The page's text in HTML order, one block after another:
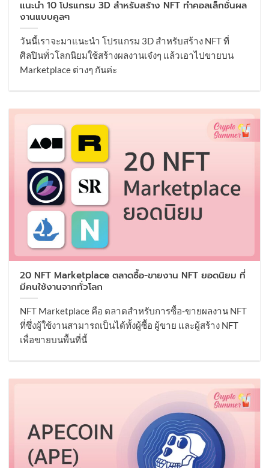
แนะนำ 10 โปรแกรม 3D สำหรับสร้าง NFT ทำคอลเล็กชั่นผล
งานแบบคูลๆ
วันนี้เราจะมาแนะนำ โปรแกรม 3D สำหรับสร้าง NFT ที่
ศิลปินทั่วโลกนิยมใช้สร้างผลงานเจ๋งๆ แล้วเอาไปขายบน
Marketplace ต่างๆ กันค่ะ
20 NFT Marketplace ตลาดซื้อ-ขายงาน NFT ยอดนิยม ที่
มีคนใช้งานจากทั่วโลก
NFT Marketplace คือ ตลาดสำหรับการซื้อ-ขายผลงาน NFT
ที่ซึ่งผู้ใช้งานสามารถเป็นได้ทั้งผู้ซื้อ ผู้ขาย และผู้สร้าง NFT
เพื่อขายบนพื้นที่นี้